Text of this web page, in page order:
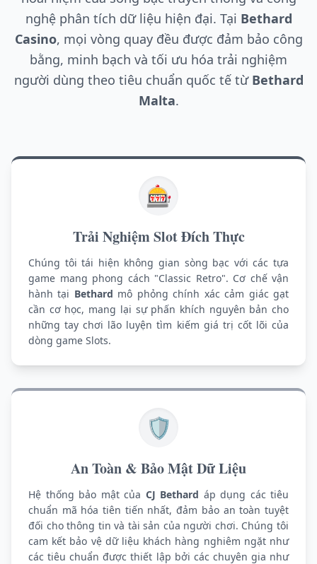
29/06/2026 TranHoa*** no hu 16,000,000 VND 🚀
29/06/2026 TranLeA*** nhan thuong 850,000 VND 🎁
29/06/2026 TranLuu*** nhan thuong 450,000 VND ✨
29/06/2026 TranDoA*** thang lon 13,700,000 VND 🏆
29/06/2026 TranDu*** thang lon 1,000,000 VND 🔥
29/06/2026 TranHoA*** nhan hoan tra 300,000 VND 🎊
29/06/2026 TranDao*** nhan thuong 450,000 VND ✨
29/06/2026 TranLeM*** no hu 58,000,000 VND 🎰
29/06/2026 NguyenT*** nhan thuong 700,000 VND 🎉
29/06/2026 TranM*** nhan thuong 300,000 VND ✨
29/06/2026 NguyenD*** nhan hoan tra 100,000 VND 🔄
29/06/2026 TranMa*** nhan hoan tra 600,000 VND 💵
29/06/2026 TranDang*** thang lon 14,400,000 VND 🏆
29/06/2026 TranLyA*** nhan hoan tra 700,000 VND 🎊
29/06/2026 NguyenTo*** nhan hoan tra 450,000 VND 🎊
29/06/2026 TranPha*** nhan hoan tra 750,000 VND 💵
29/06/2026 NguyenDi*** nhan thuong 200,000 VND ✨
29/06/2026 NguyenDie*** rut tien thanh cong 4,550,000
29/06/2026 TranDoAn*** nhan hoan tra 500,000 VND 🎊
29/06/2026 TranN*** rut tien thanh cong 1,900,000 VND 🏦
29/06/2026 NguyenDiep*** no hu 44,500,000 VND 🎰
29/06/2026 TranLeAn*** nhan thuong 250,000 VND 🎉
29/06/2026 TranPhamM*** rut tien thanh cong 4,500,000
nghệ phân tích dữ liệu hiện đại. Tại Bethard
Casino, mọi vòng quay đều được đảm bảo công
bằng, minh bạch và tối ưu hóa trải nghiệm
người dùng theo tiêu chuẩn quốc tế từ Bethard
Malta.
🎰
Trải Nghiệm Slot Đích Thực
Chúng tôi tái hiện không gian sòng bạc với các tựa
game mang phong cách "Classic Retro". Cơ chế vận
hành tại Bethard mô phỏng chính xác cảm giác gạt
cần cơ học, mang lại sự phấn khích nguyên bản cho
những tay chơi lão luyện tìm kiếm giá trị cốt lõi của
dòng game Slots.
🛡️
An Toàn & Bảo Mật Dữ Liệu
Hệ thống bảo mật của CJ Bethard áp dụng các tiêu
chuẩn mã hóa tiên tiến nhất, đảm bảo an toàn tuyệt
đối cho thông tin và tài sản của người chơi. Chúng tôi
cam kết bảo vệ dữ liệu khách hàng nghiêm ngặt như
các tiêu chuẩn được thiết lập bởi các chuyên gia như